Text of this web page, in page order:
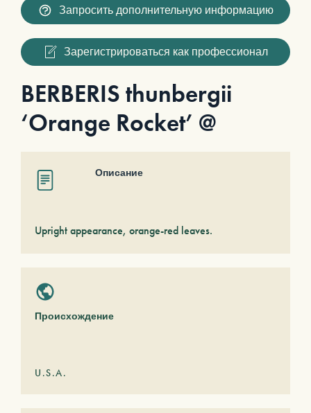
Запросить дополнительную информацию
Зарегистрироваться как профессионал
BERBERIS thunbergii
‘Orange Rocket’ @
Описание
Upright appearance, orange-red leaves.
Происхождение
U.S.A.